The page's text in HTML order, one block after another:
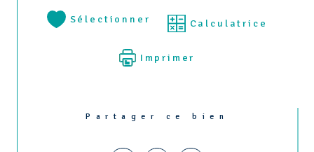
Sélectionner Calculatrice
Imprimer
Partager ce bien